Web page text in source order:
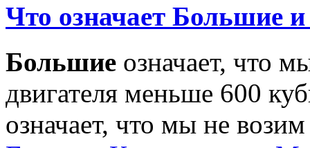
Что означает Большие
Большие означает, что
двигателя меньше 600
означает, что мы не